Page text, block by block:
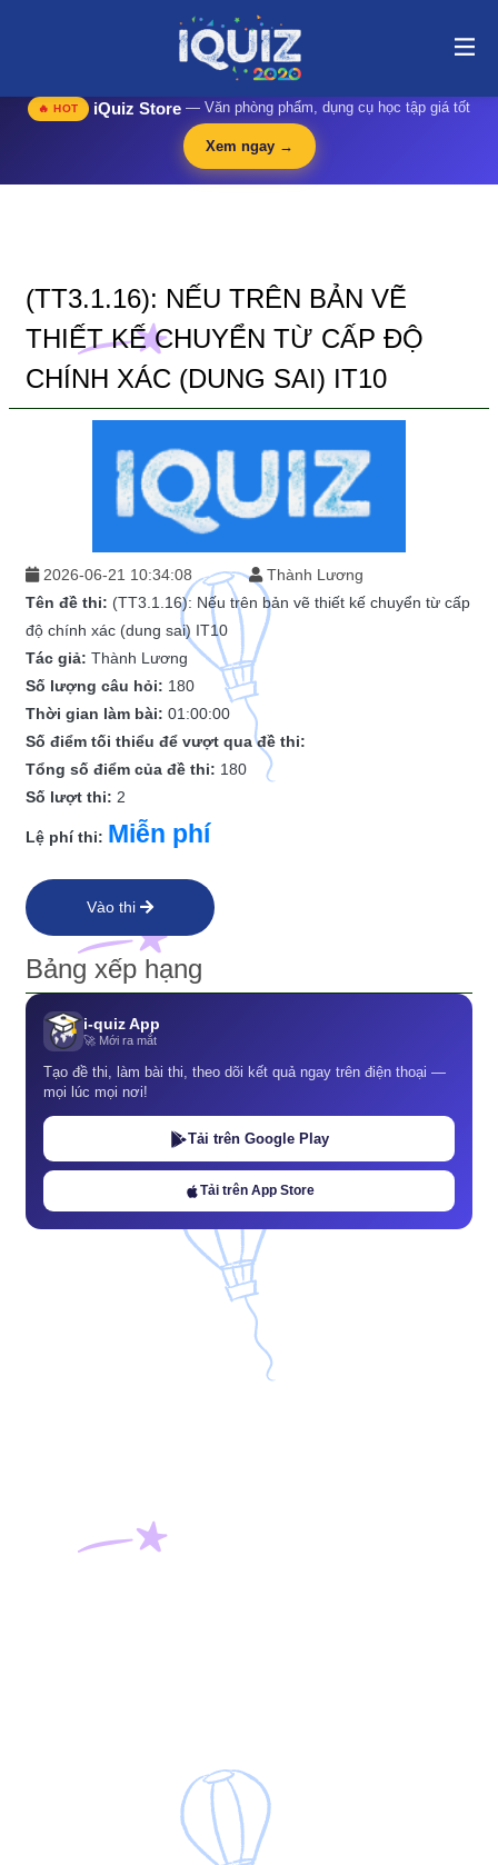
(TT3.1.16): Nếu trên bản vẽ thiết kế chuyển từ cấp độ chính xác (dung
sai) IT10 | i-quiz.vn@stop article@stop
🛍️
🔥 HOT iQuiz Store — Văn phòng phẩm, dụng cụ học tập giá tốt
Xem ngay →
(TT3.1.16): NẾU TRÊN BẢN VẼ
THIẾT KẾ CHUYỂN TỪ CẤP ĐỘ
CHÍNH XÁC (DUNG SAI) IT10
2026-06-21 10:34:08
Thành Lương
Tên đề thi: (TT3.1.16): Nếu trên bản vẽ thiết kế chuyển từ cấp
độ chính xác (dung sai) IT10
Tác giả: Thành Lương
Số lượng câu hỏi: 180
Thời gian làm bài: 01:00:00
Số điểm tối thiểu để vượt qua đề thi:
Tổng số điểm của đề thi: 180
Số lượt thi: 2
Lệ phí thi: Miễn phí
Vào thi
Bảng xếp hạng
i-quiz App
🚀 Mới ra mắt
Tạo đề thi, làm bài thi, theo dõi kết quả ngay trên điện thoại —
mọi lúc mọi nơi!
Tải trên Google Play
Tải trên App Store